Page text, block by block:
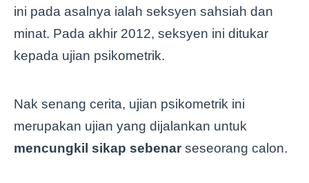
ini pada asalnya ialah seksyen sahsiah dan
minat. Pada akhir 2012, seksyen ini ditukar
kepada ujian psikometrik.
Nak senang cerita, ujian psikometrik ini
merupakan ujian yang dijalankan untuk
mencungkil sikap sebenar seseorang calon.